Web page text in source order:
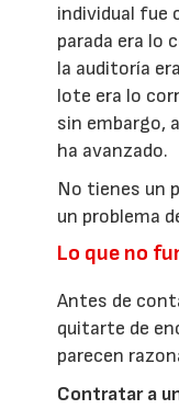
individual fue
parada era lo
la auditoría
lote era lo
sin embargo,
ha avanzado.
No tienes un
un problema
Lo que no
Antes de
quitarte de
parecen
Contratar a